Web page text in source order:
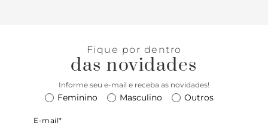
Fique por dentro
das novidades
Informe seu e-mail e receba as novidades!
Feminino Masculino Outros
E-mail*